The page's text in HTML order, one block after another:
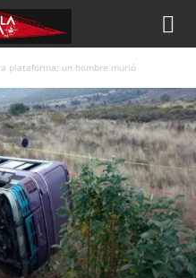
plataforma; un hombre murió